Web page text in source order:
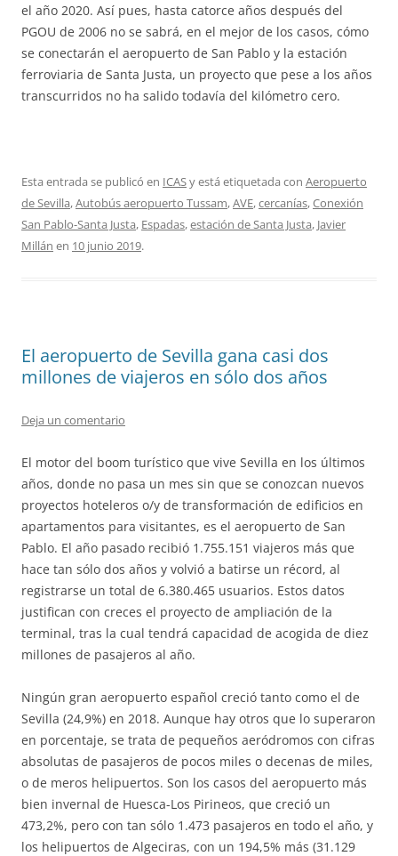
el año 2020. Así pues, hasta catorce años después del
PGOU de 2006 no se sabrá, en el mejor de los casos, cómo
se conectarán el aeropuerto de San Pablo y la estación
ferroviaria de Santa Justa, un proyecto que pese a los años
transcurridos no ha salido todavía del kilómetro cero.
Esta entrada se publicó en ICASy está etiquetada con Aeropuerto
de Sevilla,Autobús aeropuerto Tussam,AVE,cercanías,Conexión
San Pablo-Santa Justa, Espadas,estación de Santa Justa, Javier
Millán en 10 junio 2019.
El aeropuerto de Sevilla gana casi dos
millones de viajeros en sólo dos años
Deja un comentario
El motor del boom turístico que vive Sevilla en los últimos
años, donde no pasa un mes sin que se conozcan nuevos
proyectos hoteleros o/y de transformación de edificios en
apartamentos para visitantes, es el aeropuerto de San
Pablo. El año pasado recibió 1.755.151 viajeros más que
hace tan sólo dos años y volvió a batirse un récord, al
registrarse un total de 6.380.465 usuarios. Estos datos
justifican con creces el proyecto de ampliación de la
terminal, tras la cual tendrá capacidad de acogida de diez
millones de pasajeros al año.
Ningún gran aeropuerto español creció tanto como el de
Sevilla (24,9%) en 2018. Aunque hay otros que lo superaron
en porcentaje, se trata de pequeños aeródromos con cifras
absolutas de pasajeros de pocos miles o decenas de miles,
o de meros helipuertos. Son los casos del aeropuerto más
bien invernal de Huesca-Los Pirineos, que creció un
473,2%, pero con tan sólo 1.473 pasajeros en todo el año, y
los helipuertos de Algeciras, con un 194,5% más (31.129